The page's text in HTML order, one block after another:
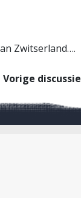
Zwitserland….
Vorige discussie